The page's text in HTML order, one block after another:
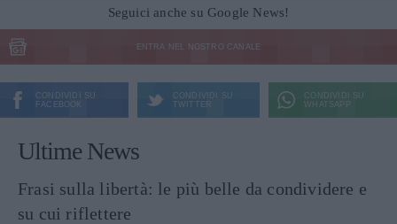
Seguici anche su Google News!
ENTRA NEL NOSTRO CANALE
CONDIVIDI SU
FACEBOOK
CONDIVIDI SU
TWITTER
CONDIVIDI SU
WHATSAPP
Ultime News
Frasi sulla libertà: le più belle da condividere e
su cui riflettere